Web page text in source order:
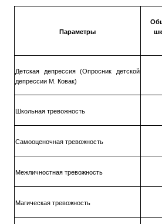
Параметры
Детская депрессия (Опросник детской
депрессии М. Ковак)
Школьная тревожность
Самооценочная тревожность
Межличностная тревожность
Магическая тревожность